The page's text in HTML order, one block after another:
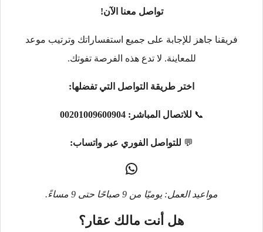
تواصل معنا الآن!
فريقنا جاهز للإجابة على جميع استفساراتك وترتيب موعد
للمعاينة. لا تدع هذه الفرصة تفوتك.
اختر طريقة التواصل التي تفضلها:
📞 للاتصال المباشر: 00201009600904
💬 للتواصل الفوري عبر واتساب:
مواعيد العمل: يوميًا من 9 صباحًا حتى 9 مساءً.
هل أنت مالك عقار؟